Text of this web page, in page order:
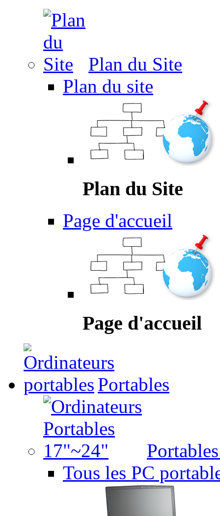
Plan du Site
Plan du site
Plan du Site
Page d'accueil
Page d'accueil
Portables
Tous les PC